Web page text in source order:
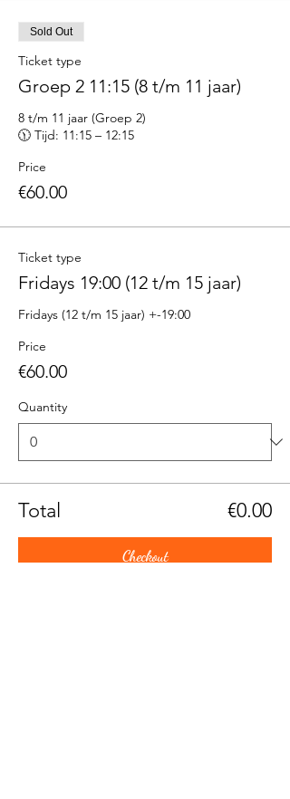
Sold Out
Ticket type
Groep 2 11:15 (8 t/m 11 jaar)
8 t/m 11 jaar (Groep 2)
🕦 Tijd: 11:15 – 12:15
Price
€60.00
Ticket type
Fridays 19:00 (12 t/m 15 jaar)
Fridays (12 t/m 15 jaar) +-19:00
Price
€60.00
Quantity
Total €0.00
Checkout